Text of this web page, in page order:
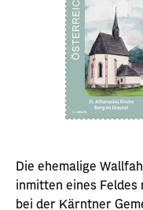
Die ehemalige
inmitten eines
bei der Kärntner